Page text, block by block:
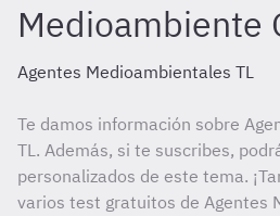
Medioambiente
Agentes Medioambientales TL
Te damos información sobre
TL. Además, si te suscribes,
personalizados de este tema.
varios test gratuitos de Agentes